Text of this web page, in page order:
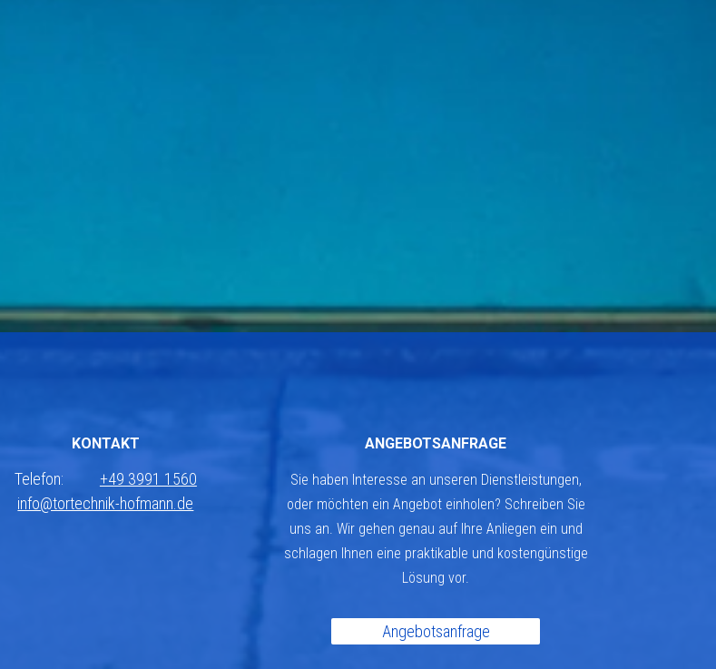
KONTAKT
Telefon: +49 3991 1560
info@tortechnik-hofmann.de
ANGEBOTSANFRAGE
Sie haben Interesse an unseren Dienstleistungen,
oder möchten ein Angebot einholen? Schreiben Sie
uns an. Wir gehen genau auf Ihre Anliegen ein und
schlagen Ihnen eine praktikable und kostengünstige
Lösung vor.
Angebotsanfrage